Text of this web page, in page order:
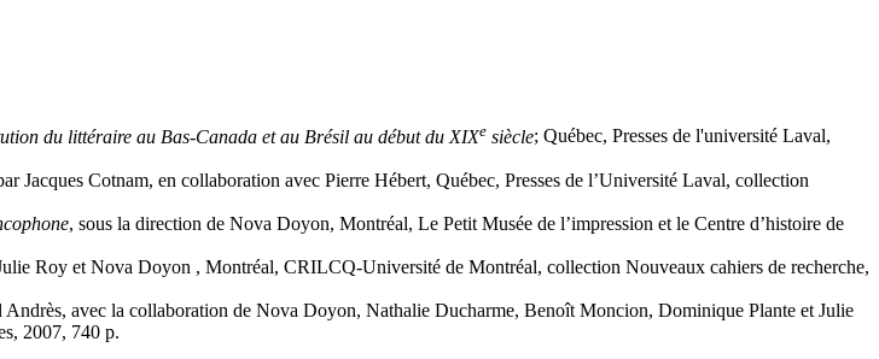
du littéraire au Bas-Canada et au Brésil au début du XIXe siècle; Québec, Presses de l'université Laval,
Jacques Cotnam, en collaboration avec Pierre Hébert, Québec, Presses de l’Université Laval, collection
, sous la direction de Nova Doyon, Montréal, Le Petit Musée de l’impression et le Centre d’histoire de
Roy et Nova Doyon , Montréal, CRILCQ-Université de Montréal, collection Nouveaux cahiers de recherche,
Andrès, avec la collaboration de Nova Doyon, Nathalie Ducharme, Benoît Moncion, Dominique Plante et Julie
2007, 740 p.